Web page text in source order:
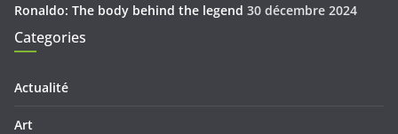
Ronaldo: The body behind the legend 30 décembre 2024
Categories
Actualité
Art